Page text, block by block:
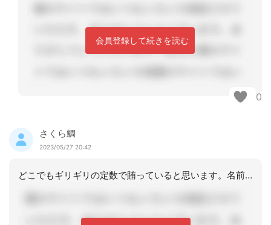
会員登録して続きを読む
0
さくら鯛
2023/05/27 20:42
どこでもギリギリの定数で賄っていると思います。名前だけで運営しいるところもあるで